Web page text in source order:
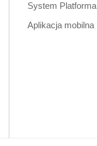
System Platforma
Aplikacja mobilna